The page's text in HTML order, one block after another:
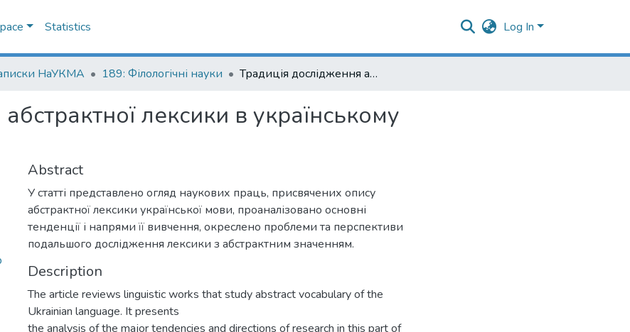
Statistics Log In
НаУКМА 189: Філологічні науки Традиція дослідження абстрактної лексики в українському мовознавстві
лексики в українському
Abstract
У статті представлено огляд наукових праць, присвячених опису
абстрактної лексики української мови, проаналізовано основні
тенденції і напрями її вивчення, окреслено проблеми та перспективи
подальшого дослідження лексики з абстрактним значенням.
Description
The article reviews linguistic works that study abstract vocabulary of the
Ukrainian language. It presents
the analysis of the major tendencies and directions of research in this part of